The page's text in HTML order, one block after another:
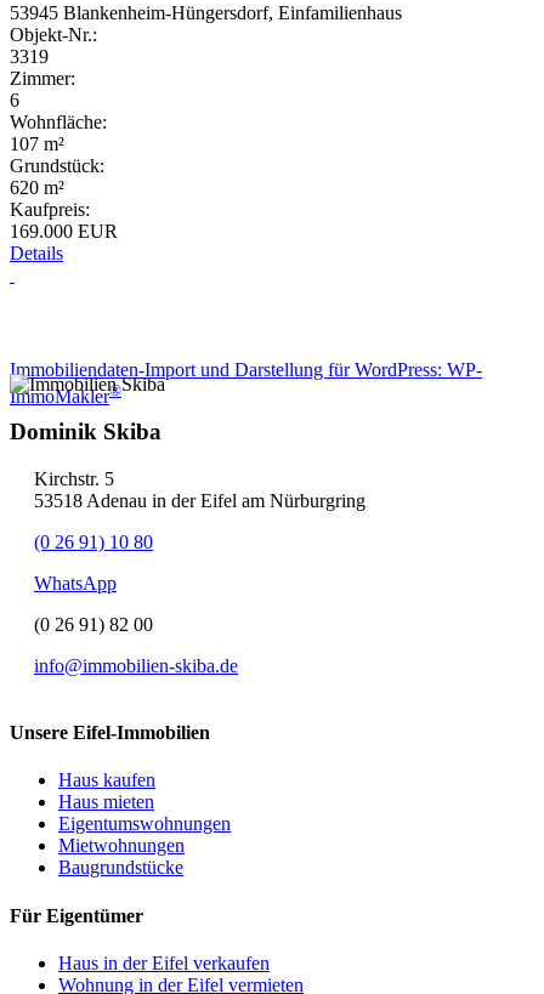
53945 Blankenheim-Hüngersdorf, Einfamilienhaus
Objekt-Nr.:
3319
Zimmer:
6
Wohnfläche:
107 m²
Grundstück:
620 m²
Kaufpreis:
169.000 EUR
Details
Immobiliendaten-Import und Darstellung für WordPress: WP-
ImmoMakler®
Dominik Skiba
Kirchstr. 5
53518 Adenau in der Eifel am Nürburgring
(0 26 91) 10 80
WhatsApp
(0 26 91) 82 00
info@immobilien-skiba.de
Unsere Eifel-Immobilien
Haus kaufen
Haus mieten
Eigentumswohnungen
Mietwohnungen
Baugrundstücke
Für Eigentümer
Haus in der Eifel verkaufen
Wohnung in der Eifel vermieten